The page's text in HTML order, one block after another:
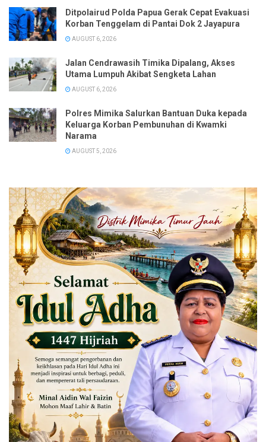
Ditpolairud Polda Papua Gerak Cepat Evakuasi
Korban Tenggelam di Pantai Dok 2 Jayapura
AUGUST 6, 2026
Jalan Cendrawasih Timika Dipalang, Akses
Utama Lumpuh Akibat Sengketa Lahan
AUGUST 6, 2026
Polres Mimika Salurkan Bantuan Duka kepada
Keluarga Korban Pembunuhan di Kwamki
Narama
AUGUST 5, 2026